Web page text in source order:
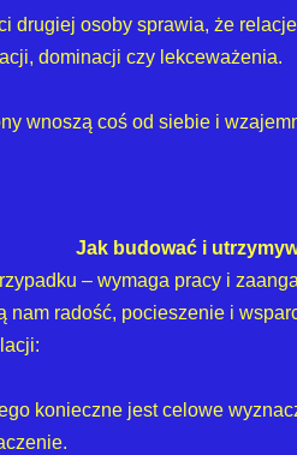
drugiej osoby sprawia, że
dominacji czy lekceważenia.
wnoszą coś od siebie i
Jak budować i
– wymaga pracy i
nam radość, pocieszenie i
konieczne jest celowe